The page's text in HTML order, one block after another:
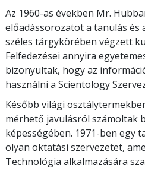
Az 1960-as években Mr.
előadássorozatot a tanulás és
széles tárgykörében végzett
Felfedezései annyira
bizonyultak, hogy az
használni a Scientology
Később világi
mérhető javulásról számoltak
képességében. 1971-ben egy
olyan oktatási szervezetet,
Technológia alkalmazására